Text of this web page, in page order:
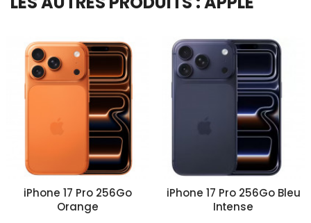
iPhone 17 Pro 256Go
Orange
iPhone 17 Pro 256Go Bleu
Intense